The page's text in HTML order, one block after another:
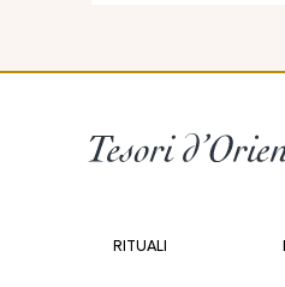
RITUALI